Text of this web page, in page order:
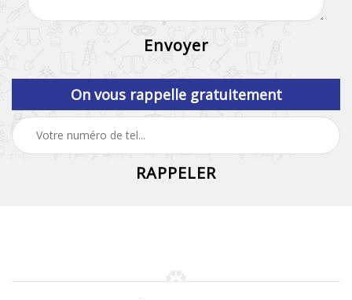
On vous rappelle gratuitement